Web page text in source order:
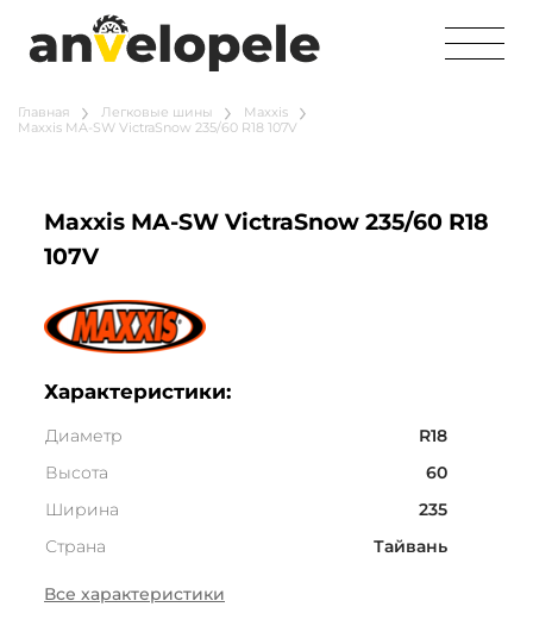
Главная Легковые шины
Maxxis
Maxxis MA-SW VictraSnow 235/60 R18 107V
Maxxis MA-SW VictraSnow 235/60 R18
107V
Характеристики:
Диаметр
R18
Высота
60
Ширина
235
Страна
Тайвань
Сезонность
Все характеристики